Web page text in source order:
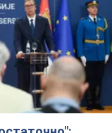
санкции против
за
президента